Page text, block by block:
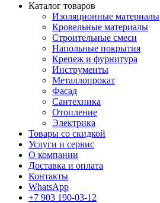
Каталог товаров
Изоляционные материалы
Кровельные материалы
Строительные смеси
Напольные покрытия
Крепеж и фурнитура
Инструменты
Металлопрокат
Фасад
Сантехника
Отопление
Электрика
Товары со скидкой
Услуги и сервис
О компании
Доставка и оплата
Контакты
WhatsApp
+7 903 190-03-12